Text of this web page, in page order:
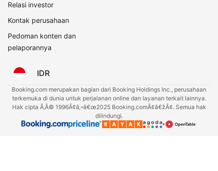
Relasi investor
Kontak perusahaan
Pedoman konten dan
pelaporannya
IDR
Booking.com merupakan bagian dari Booking Holdings Inc., perusahaan
terkemuka di dunia untuk perjalanan online dan layanan terkait lainnya.
Hak cipta Ã‚Â© 1996Ã¢â‚¬â€œ2025 Booking.comÃ¢â€žÂ¢. Semua hak
dilindungi.